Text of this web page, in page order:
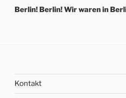
Beitrag
Berlin! Berlin! Wir waren in
Kontakt